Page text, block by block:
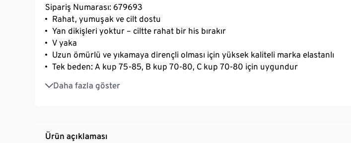
Sipariş Numarası: 679693
Rahat, yumuşak ve cilt dostu
Yan dikişleri yoktur – ciltte rahat bir his bırakır
V yaka
Uzun ömürlü ve yıkamaya dirençli olması için yüksek kaliteli marka elastanlı
Tek beden: A kup 75-85, B kup 70-80, C kup 70-80 için uygundur
Daha fazla göster
3 kademede ayarlanabilen SoftSeal® kopça
Ürün açıklaması